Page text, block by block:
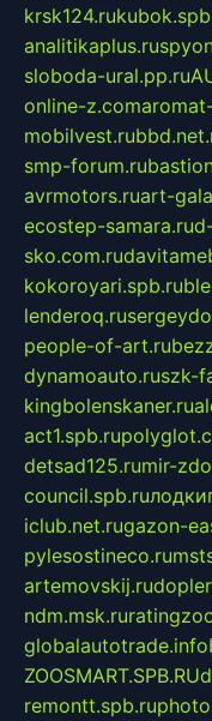
krsk124.ru
analitikaplus.ru
sloboda-ural.pp.ru
online-z.com
mobilvest.ru
smp-forum.ru
avrmotors.ruart-
ecostep-samara.ru
sko.com.ru
kokoroyari.spb.ru
lenderoq.ru
people-of-art.ru
dynamoauto.ruszk-
kingbolenskaner.ru
act1.spb.ru
detsad125.rumir-
council.spb.ru
iclub.net.rugazon-
pylesostineco.ru
artemovskij.ru
ndm.msk.ru
globalautotrade.info
ZOOSMART.SPB.RU
remontt.spb.ru